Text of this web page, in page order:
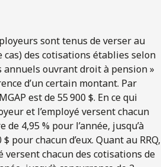
sont tenus de verser au
cas) des cotisations établies selon
annuels ouvrant droit à pension »
d’un certain montant. Par
est de 55 900 $. En ce qui
et l’employé versent chacun
de 4,95 % pour l’année, jusqu’à
pour chacun d’eux. Quant au RRQ,
versent chacun des cotisations de